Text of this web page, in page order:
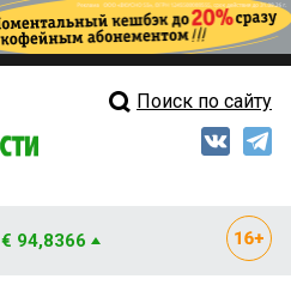
Свежий выпускПоиск по сайту
€ 94,8366